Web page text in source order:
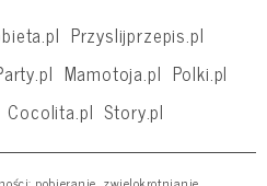
Przyslijprzepis.pl
Mamotoja.pl Polki.pl
Cocolita.pl Story.pl